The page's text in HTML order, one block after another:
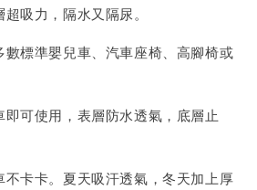
吸力，隔水又隔尿。
數標準嬰兒車、汽車座椅、高腳椅或
即可使用，表層防水透氣，底層止
不卡卡。夏天吸汗透氣，冬天加上厚